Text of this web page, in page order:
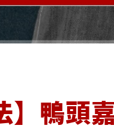
】鴨頭